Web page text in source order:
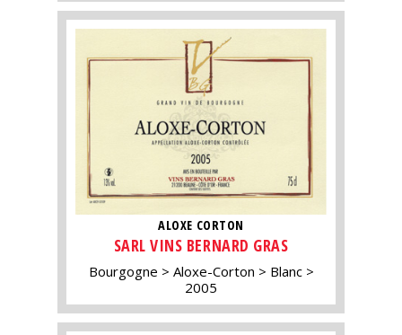
ALOXE CORTON
SARL VINS BERNARD GRAS
Bourgogne Aloxe-Corton
Blanc
2005